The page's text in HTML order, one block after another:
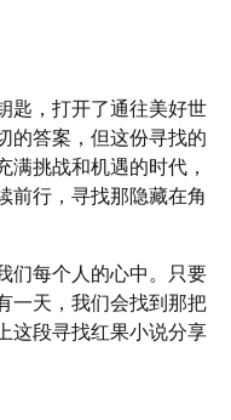
匙，打开了通往美好世
的答案，但这份寻找的
挑战和机遇的时代，
前行，寻找那隐藏在角
们每个人的心中。只要
一天，我们会找到那把
这段寻找红果小说分享